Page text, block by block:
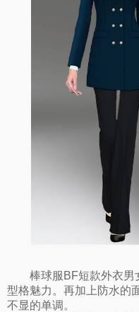
棒球服BF短款外衣男
型格魅力。再加上防水的
不显的单调。